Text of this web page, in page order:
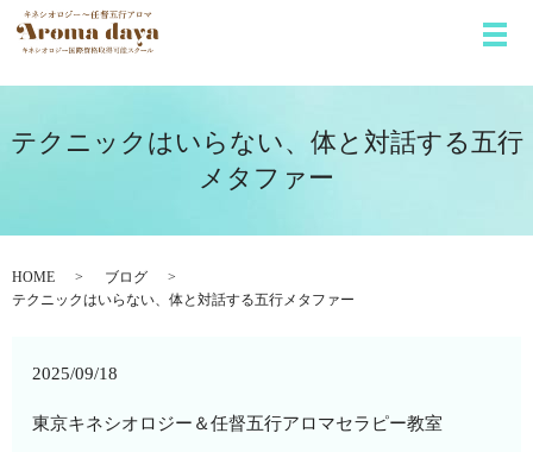
メ
テクニックはいらない、体と対話する五行
メタファー
HOME
ブログ
テクニックはいらない、体と対話する五行メタファー
2025/09/18
東京キネシオロジー＆任督五行アロマセラピー教室